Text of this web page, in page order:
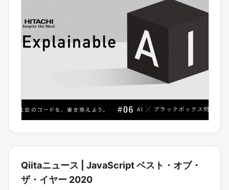
Qiitaニュース | JavaScript ベスト・オブ・
ザ・イヤー 2020